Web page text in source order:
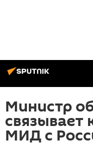
Министр
связывает
МИД с